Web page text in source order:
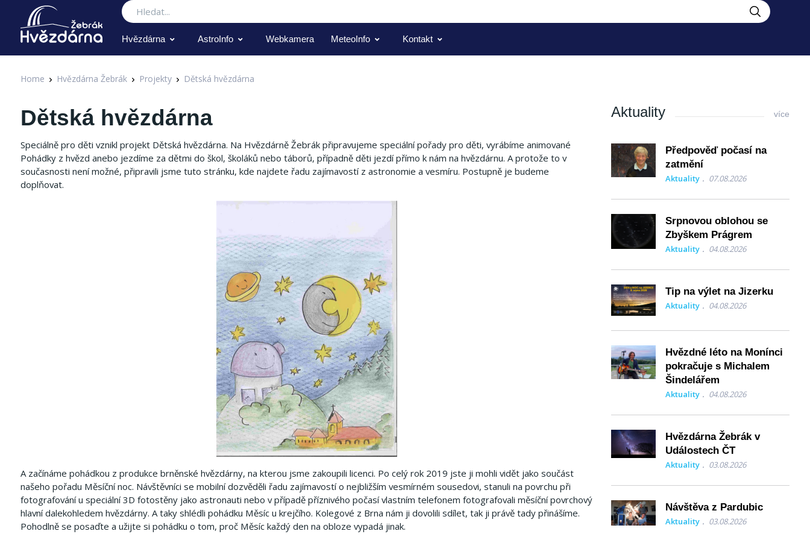
Hledat
Hvězdárna AstroInfo Webkamera MeteoInfo Kontakt
Home Hvězdárna Žebrák Projekty Dětská hvězdárna
Dětská hvězdárna
Speciálně pro děti vznikl projekt Dětská hvězdárna. Na Hvězdárně Žebrák připravujeme speciální pořady pro děti, vyrábíme animované
Pohádky z hvězd anebo jezdíme za dětmi do škol, školáků nebo táborů, případně děti jezdí přímo k nám na hvězdárnu. A protože to v
současnosti není možné, připravili jsme tuto stránku, kde najdete řadu zajímavostí z astronomie a vesmíru. Postupně je budeme
doplňovat.
A začínáme pohádkou z produkce brněnské hvězdárny, na kterou jsme zakoupili licenci. Po celý rok 2019 jste ji mohli vidět jako součást
našeho pořadu Měsíční noc. Návštěvníci se mobilní dozvěděli řadu zajímavostí o nejbližším vesmírném sousedovi, stanuli na povrchu při
fotografování u speciální 3D fotostěny jako astronauti nebo v případě příznivého počasí vlastním telefonem fotografovali měsíční povrchový
hlavní dalekohledem hvězdárny. A taky shlédli pohádku Měsíc u krejčího. Kolegové z Brna nám ji dovolili sdílet, tak ji právě tady přinášíme.
Pohodlně se posaďte a užijte si pohádku o tom, proč Měsíc každý den na obloze vypadá jinak.
Aktuality více
Předpověď počasí na
zatmění
Aktuality 07.08.2026
Srpnovou oblohou se
Zbyškem Prágrem
Aktuality 04.08.2026
Tip na výlet na Jizerku
Aktuality 04.08.2026
Hvězdné léto na Monínci
pokračuje s Michalem
Šindelářem
Aktuality 04.08.2026
Hvězdárna Žebrák v
Událostech ČT
Aktuality 03.08.2026
Návštěva z Pardubic
Aktuality 03.08.2026